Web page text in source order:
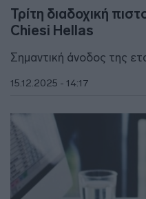
Τρίτη διαδοχική
Chiesi Hellas
Σημαντική άνοδος της
15.12.2025 - 14:17